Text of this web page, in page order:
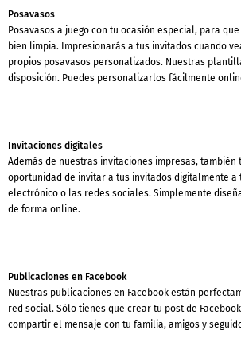
Posavasos
Posavasos a juego con tu ocasión especial, para
bien limpia. Impresionarás a tus invitados cuando
propios posavasos personalizados. Nuestras
disposición. Puedes personalizarlos fácilmente
Invitaciones digitales
Además de nuestras invitaciones impresas, también
oportunidad de invitar a tus invitados digitalmente
electrónico o las redes sociales. Simplemente
de forma online.
Publicaciones en Facebook
Nuestras publicaciones en Facebook están
red social. Sólo tienes que crear tu post de
compartir el mensaje con tu familia, amigos y